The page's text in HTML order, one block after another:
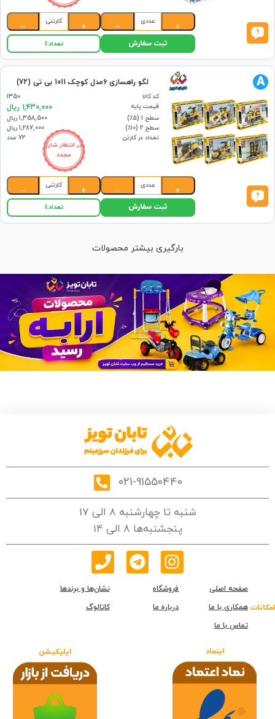
+
عددی
−
+
کارتنی
−
ثبت سفارش تعداد:1
در انتظار شارژ
مجدد
لگو راهسازی 6مدل کوچک 1011 بی تی (72)
کد کالا
1350
قیمت پایه
1,430,000 ریال
سطح 1 (۵٪)
1,358,500 ریال
سطح 2 (۱۰٪)
1,287,000 ریال
تعداد در کارتن
72 عدد
A
+
عددی
−
+
کارتنی
−
ثبت سفارش تعداد:1
بارگیری بیشتر محصولات
021-91550440
شنبه تا چهارشنبه 8 الی 17
پنجشنبه‌ها 8 الی 14
امکانات
صفحه اصلی فروشگاه
نشان‌ها و برندها
همکاری با ما
درباره ما
کاتالوگ
تماس با ما
اینماد اپلیکیشن